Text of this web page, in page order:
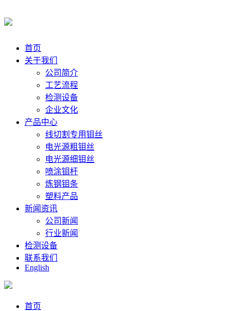
首页
关于我们
公司简介
工艺流程
检测设备
企业文化
产品中心
线切割专用钼丝
电光源粗钼丝
电光源细钼丝
喷涂钼杆
炼钢钼条
塑料产品
新闻资讯
公司新闻
行业新闻
检测设备
联系我们
English
首页